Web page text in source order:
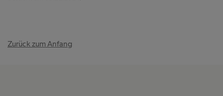
Zurück zum Anfang